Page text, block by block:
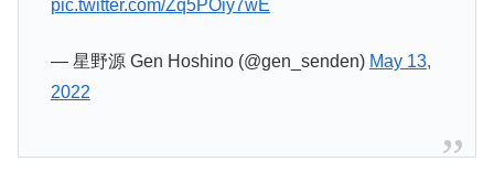
pic.twitter.com/Zq5POiy7wE
— 星野源 Gen Hoshino (@gen_senden) May 13,
2022